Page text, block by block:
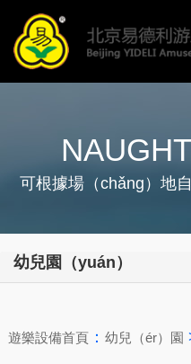
可根據場（chǎng）地
幼兒園（yuán）
遊樂設備首頁： 幼兒（ér）園